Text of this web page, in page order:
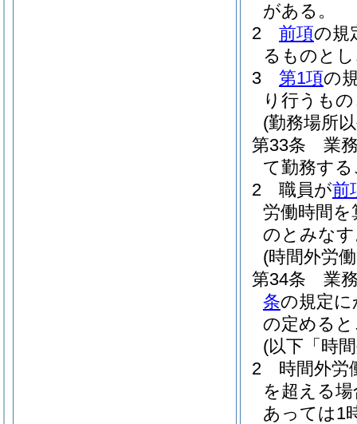
がある。
2
前項の規
るものと
3
第1項の
り行うも
(勤務場所
第33条
業
て勤務す
2
職員が前
労働時間
のとみな
(時間外労
第34条
業
条の規定に
の定める
(以下「時
2
時間外労
を超える
あっては1